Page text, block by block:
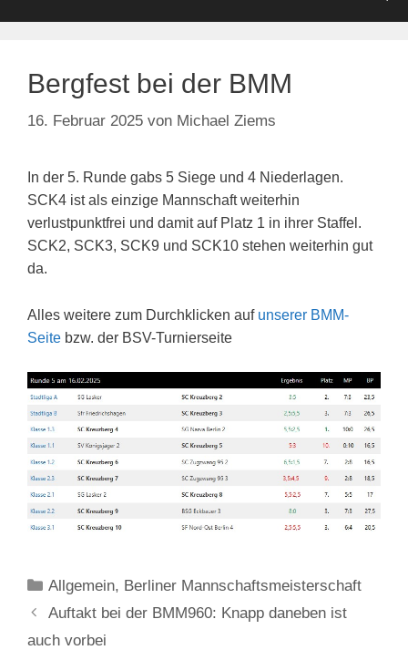
Bergfest bei der BMM
16. Februar 2025 von Michael Ziems
In der 5. Runde gabs 5 Siege und 4 Niederlagen.
SCK4 ist als einzige Mannschaft weiterhin
verlustpunktfrei und damit auf Platz 1 in ihrer Staffel.
SCK2, SCK3, SCK9 und SCK10 stehen weiterhin gut
da.
Alles weitere zum Durchklicken auf unserer BMM-
Seite bzw. der BSV-Turnierseite
Kategorien
Allgemein, Berliner Mannschaftsmeisterschaft
Auftakt bei der BMM960: Knapp daneben ist
auch vorbei